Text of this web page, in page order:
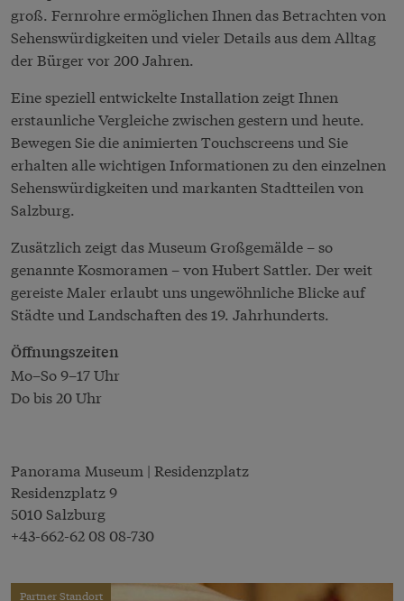
groß. Fernrohre ermöglichen Ihnen das Betrachten von
Sehenswürdigkeiten und vieler Details aus dem Alltag
der Bürger vor 200 Jahren.
Eine speziell entwickelte Installation zeigt Ihnen
erstaunliche Vergleiche zwischen gestern und heute.
Bewegen Sie die animierten Touchscreens und Sie
erhalten alle wichtigen Informationen zu den einzelnen
Sehenswürdigkeiten und markanten Stadtteilen von
Salzburg.
Zusätzlich zeigt das Museum Großgemälde – so
genannte Kosmoramen – von Hubert Sattler. Der weit
gereiste Maler erlaubt uns ungewöhnliche Blicke auf
Städte und Landschaften des 19. Jahrhunderts.
Öffnungszeiten
Mo–So 9–17 Uhr
Do bis 20 Uhr
Panorama Museum | Residenzplatz
Residenzplatz 9
5010 Salzburg
+43-662-62 08 08-730
Partner Standort